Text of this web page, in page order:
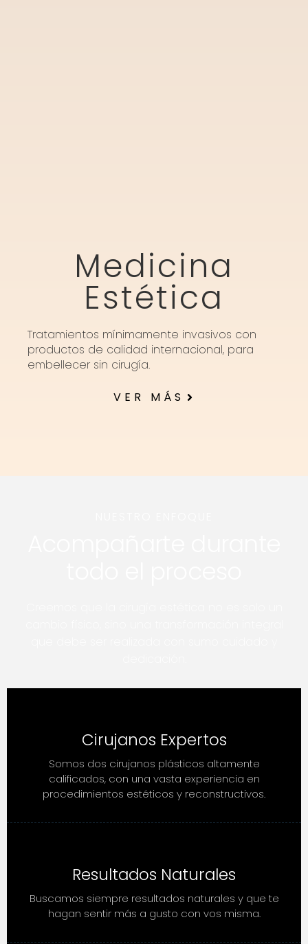
Medicina
Estética
Tratamientos mínimamente invasivos con
productos de calidad internacional, para
embellecer sin cirugía.
VER MÁS
Cirujanos Expertos
Somos dos cirujanos plásticos altamente
calificados, con una vasta experiencia en
procedimientos estéticos y reconstructivos.
Resultados Naturales
Buscamos siempre resultados naturales y que te
hagan sentir más a gusto con vos misma.